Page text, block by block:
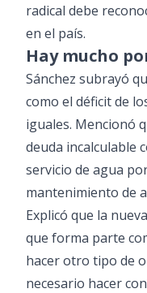
radical debe
en el país.
Hay mucho
Sánchez subrayó
como el déficit de
iguales. Mencionó
deuda incalculable
servicio de agua
mantenimiento de
Explicó que la
que forma parte
hacer otro tipo de
necesario hacer